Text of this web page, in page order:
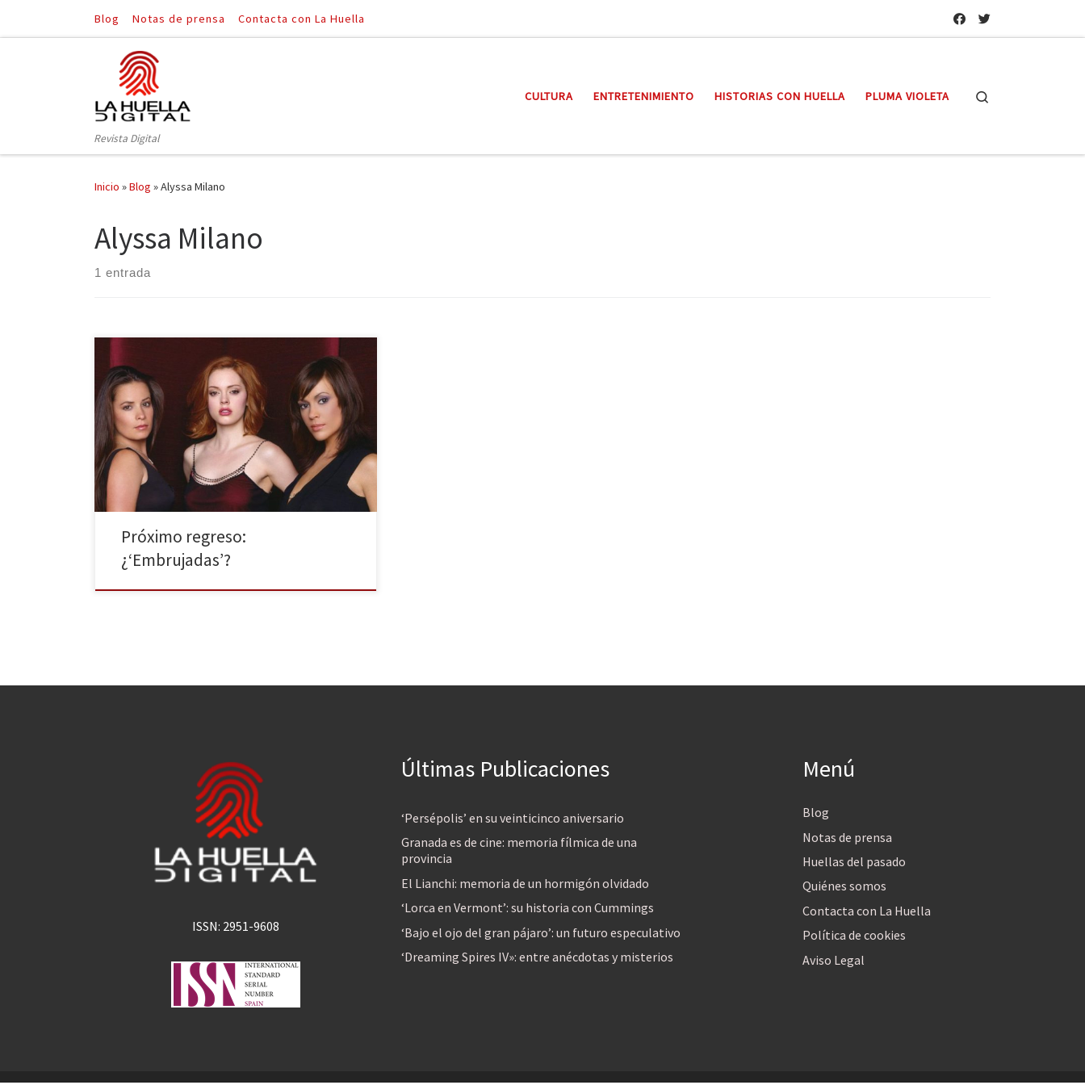
Saltar al contenido
Blog Notas de prensa Contacta con La Huella
Revista Digital
CULTURA ENTRETENIMIENTO HISTORIAS CON HUELLA PLUMA VIOLETA
Inicio »Blog »Alyssa Milano
Alyssa Milano
1 entrada
Sin duda, podríamos decir que este 2016 está
marcado por la nostalgia y las súplicas de miles fans
que con su constancia y fidelidad consiguen la vuelta
de míticas y exitosas series de años atrás. Hace poco
más de una semana, Netflix estrenaba Madres
Forzosas, el remake de Padres Forzosos […]
Próximo regreso:
¿‘Embrujadas’?
ISSN: 2951-9608
Últimas Publicaciones
‘Persépolis’ en su veinticinco aniversario
Granada es de cine: memoria fílmica de una
provincia
El Lianchi: memoria de un hormigón olvidado
‘Lorca en Vermont’: su historia con Cummings
‘Bajo el ojo del gran pájaro’: un futuro especulativo
‘Dreaming Spires IV»: entre anécdotas y misterios
Menú
Blog
Notas de prensa
Huellas del pasado
Quiénes somos
Contacta con La Huella
Política de cookies
Aviso Legal